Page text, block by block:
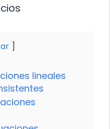
lineales